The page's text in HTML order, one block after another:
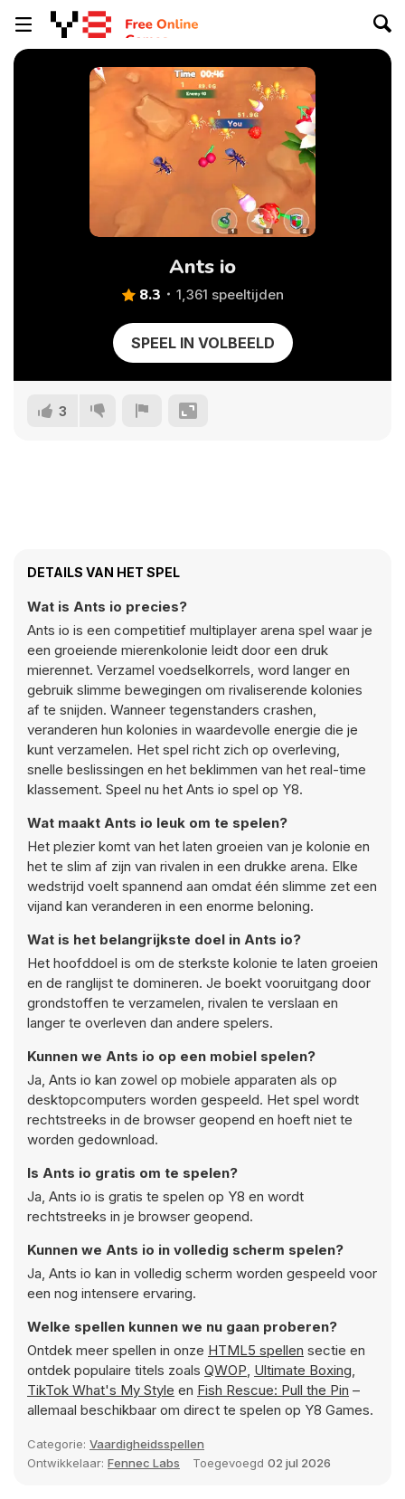
Ants io
8.3 1,361 speeltijden
SPEEL IN VOLBEELD
3
DETAILS VAN HET SPEL
Wat is Ants io precies?
Ants io is een competitief multiplayer arena spel waar je
een groeiende mierenkolonie leidt door een druk
mierennet. Verzamel voedselkorrels, word langer en
gebruik slimme bewegingen om rivaliserende kolonies
af te snijden. Wanneer tegenstanders crashen,
veranderen hun kolonies in waardevolle energie die je
kunt verzamelen. Het spel richt zich op overleving,
snelle beslissingen en het beklimmen van het real-time
klassement. Speel nu het Ants io spel op Y8.
Wat maakt Ants io leuk om te spelen?
Het plezier komt van het laten groeien van je kolonie en
het te slim af zijn van rivalen in een drukke arena. Elke
wedstrijd voelt spannend aan omdat één slimme zet een
vijand kan veranderen in een enorme beloning.
Wat is het belangrijkste doel in Ants io?
Het hoofddoel is om de sterkste kolonie te laten groeien
en de ranglijst te domineren. Je boekt vooruitgang door
grondstoffen te verzamelen, rivalen te verslaan en
langer te overleven dan andere spelers.
Kunnen we Ants io op een mobiel spelen?
Ja, Ants io kan zowel op mobiele apparaten als op
desktopcomputers worden gespeeld. Het spel wordt
rechtstreeks in de browser geopend en hoeft niet te
worden gedownload.
Is Ants io gratis om te spelen?
Ja, Ants io is gratis te spelen op Y8 en wordt
rechtstreeks in je browser geopend.
Kunnen we Ants io in volledig scherm spelen?
Ja, Ants io kan in volledig scherm worden gespeeld voor
een nog intensere ervaring.
Welke spellen kunnen we nu gaan proberen?
Ontdek meer spellen in onze HTML5 spellen sectie en
ontdek populaire titels zoals QWOP, Ultimate Boxing,
TikTok What's My Style en Fish Rescue: Pull the Pin –
allemaal beschikbaar om direct te spelen op Y8 Games.
Categorie: Vaardigheidsspellen
Ontwikkelaar: Fennec Labs Toegevoegd 02 jul 2026